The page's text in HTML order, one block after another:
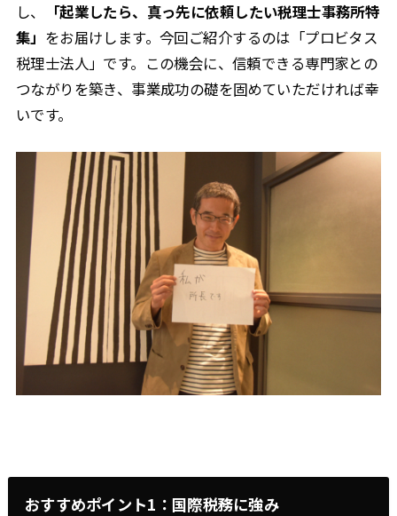
し、
「起業したら、真っ先に依頼したい税理士事務所特
集」 をお届けします。今回ご紹介するのは「プロビタス
税理士法人」です。この機会に、信頼できる専門家との
つながりを築き、事業成功の礎を固めていただければ幸
いです。
おすすめポイント1：国際税務に強み